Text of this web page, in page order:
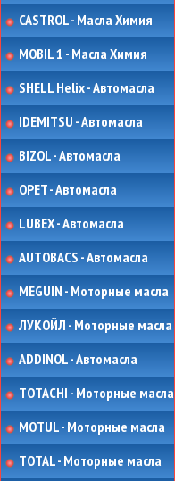
CASTROL - Масла Химия
MOBIL 1 - Масла Химия
SHELL Helix - Автомасла
IDEMITSU - Автомасла
BIZOL - Автомасла
OPET - Автомасла
LUBEX - Автомасла
AUTOBACS - Автомасла
MEGUIN - Моторные масла
ЛУКОЙЛ - Моторные масла
ADDINOL - Автомасла
TOTACHI - Моторные масла
MOTUL - Моторные масла
TOTAL - Моторные масла